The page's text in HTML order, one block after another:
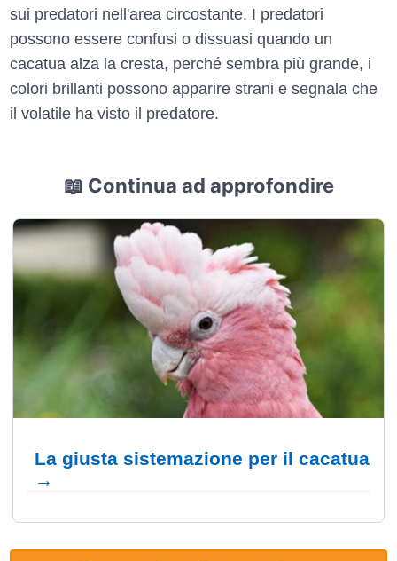
sui predatori nell'area circostante. I predatori
possono essere confusi o dissuasi quando un
cacatua alza la cresta, perché sembra più grande, i
colori brillanti possono apparire strani e segnala che
il volatile ha visto il predatore.
📖 Continua ad approfondire
La giusta sistemazione per il cacatua
→